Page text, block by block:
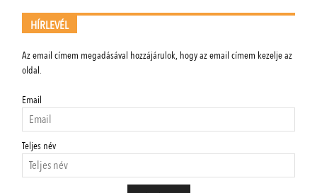
HÍRLEVÉL
Az email címem megadásával hozzájárulok, hogy az email címem kezelje az
oldal.
Email
Teljes név